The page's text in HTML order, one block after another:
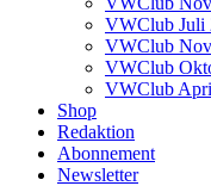
VWClub Juli
VWClub
VWClub
VWClub
Shop
Redaktion
Abonnement
Newsletter